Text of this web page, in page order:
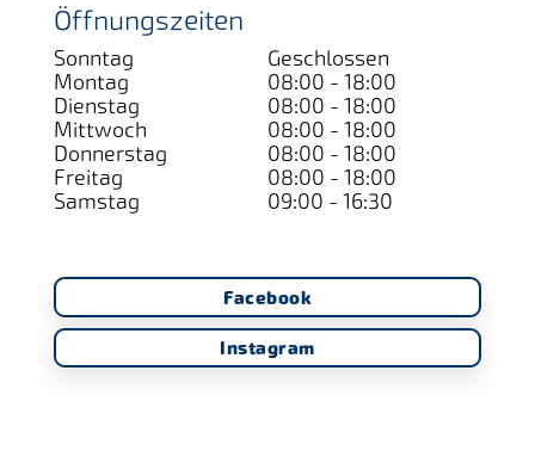
Öffnungszeiten
Sonntag
Geschlossen
Montag
08:00 - 18:00
Dienstag
08:00 - 18:00
Mittwoch
08:00 - 18:00
Donnerstag
08:00 - 18:00
Freitag
08:00 - 18:00
Samstag
09:00 - 16:30
Facebook
Instagram